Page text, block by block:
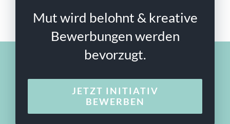
Mut wird belohnt & kreative
Bewerbungen werden
bevorzugt.
JETZT INITIATIV
BEWERBEN